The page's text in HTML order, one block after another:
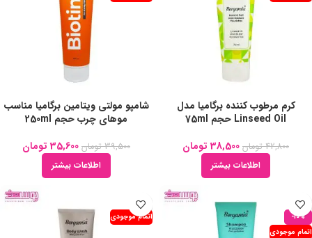
کرم مرطوب کننده برگامیا مدل
Linseed Oil حجم 75ml
42,800 تومان 38,500 تومان
اطلاعات بیشتر
شامپو مولتی ویتامین برگامیا مناسب
موهای چرب حجم 250ml
39,500 تومان 35,600 تومان
اطلاعات بیشتر
-10%
اتمام موجودی
اتمام موجودی